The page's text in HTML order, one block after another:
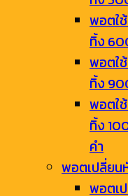
พอตใ
ทิ้ง
พอตใ
ทิ้ง
พอตใ
ทิ้ง
คำ
พอตเปลี่ยน
พอตเ